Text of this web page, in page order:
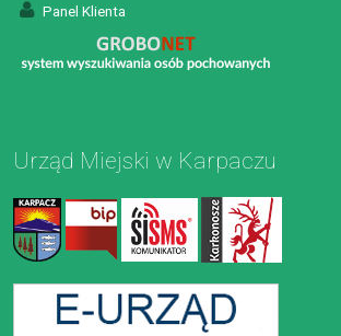
Panel Klienta
Urząd Miejski w Karpaczu